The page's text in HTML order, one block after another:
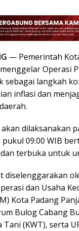
— Pemerintah
Operasi
sebagai langkah
inflasi dan
dilaksanakan
09.00 WIB
terbuka untuk
diselenggarakan
dan Usaha
Kota Padang
Bulog Cabang
(KWT), serta